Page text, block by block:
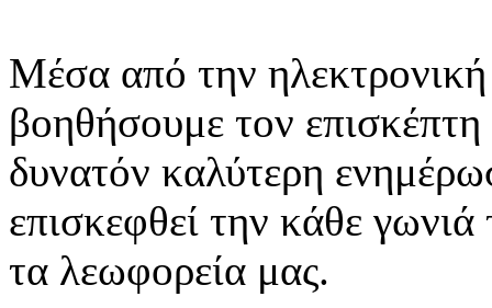
Μέσα από την ηλεκτρονική
βοηθήσουμε τον
δυνατόν καλύτερη
επισκεφθεί την κάθε
τα λεωφορεία μας.